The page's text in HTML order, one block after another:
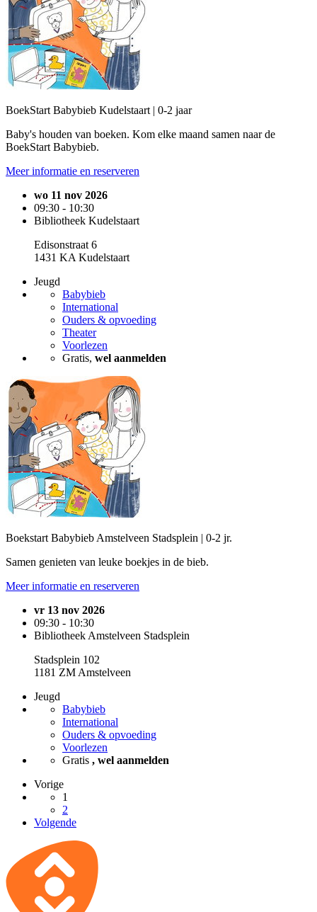
BoekStart Babybieb Kudelstaart | 0-2 jaar
Baby's houden van boeken. Kom elke maand samen naar de
BoekStart Babybieb.
Meer informatie en reserveren
wo 11 nov 2026
09:30 - 10:30
Bibliotheek Kudelstaart
Edisonstraat 6
1431 KA Kudelstaart
Jeugd
Babybieb
International
Ouders & opvoeding
Theater
Voorlezen
Gratis, wel aanmelden
Boekstart Babybieb Amstelveen Stadsplein | 0-2 jr.
Samen genieten van leuke boekjes in de bieb.
Meer informatie en reserveren
vr 13 nov 2026
09:30 - 10:30
Bibliotheek Amstelveen Stadsplein
Stadsplein 102
1181 ZM Amstelveen
Jeugd
Babybieb
International
Ouders & opvoeding
Voorlezen
Gratis , wel aanmelden
Vorige
1
2
Volgende